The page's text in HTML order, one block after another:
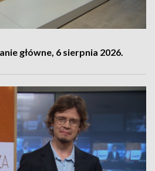
główne, 6 sierpnia 2026.